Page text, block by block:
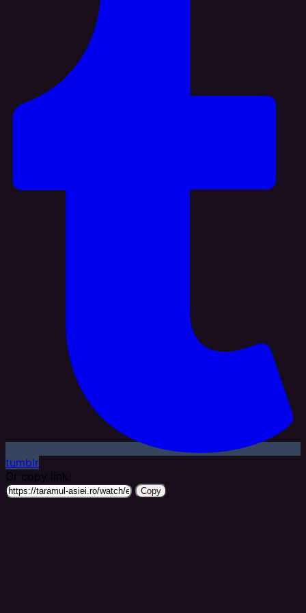
tumblr
Or copy link:
Copy